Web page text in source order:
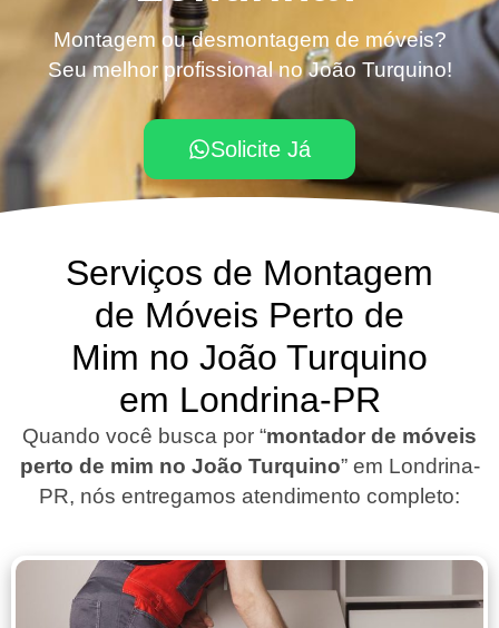
Montagem ou desmontagem de móveis?
Seu melhor profissional no João Turquino!
Solicite Já
Serviços de Montagem
de Móveis Perto de
Mim no João Turquino
em Londrina-PR
Quando você busca por “montador de móveis
perto de mim no João Turquino” em Londrina-
PR, nós entregamos atendimento completo: